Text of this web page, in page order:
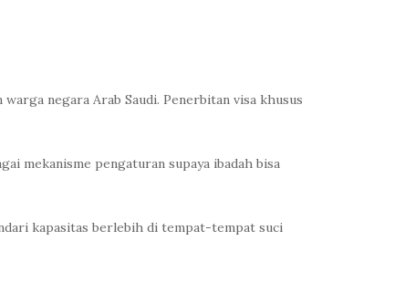
negara Arab Saudi. Penerbitan visa khusus
mekanisme pengaturan supaya ibadah bisa
kapasitas berlebih di tempat-tempat suci